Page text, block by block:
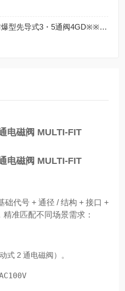
日本CKD喜开理本安防爆型先导式3・5通阀4GD※※0EX・4GE※※0EX系特点
电磁阀 MULTI-FIT
电磁阀 MULTI-FIT
础代号 + 通径 / 结构 + 接口 +
准匹配不同场景需求：
式 2 通电磁阀）。